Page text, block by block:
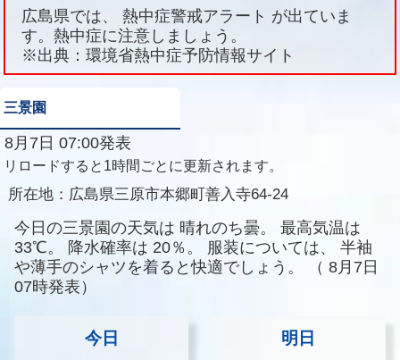
広島県では、 熱中症警戒アラート が出ていま
す。熱中症に注意しましょう。
※出典：環境省熱中症予防情報サイト
三景園
8月7日 07:00発表
リロードすると1時間ごとに更新されます。
所在地： 広島県三原市本郷町善入寺64-24
今日の三景園の天気は 晴れのち曇。
最高気温は
33℃。
降水確率は 20％。 服装については、
半袖
や薄手のシャツを着ると快適でしょう。
（ 8月7日
07時発表）
今日 明日